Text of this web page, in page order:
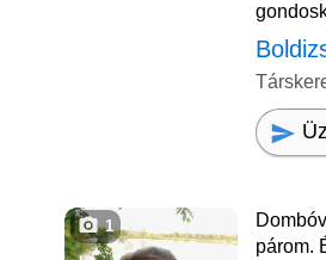
1
párom.